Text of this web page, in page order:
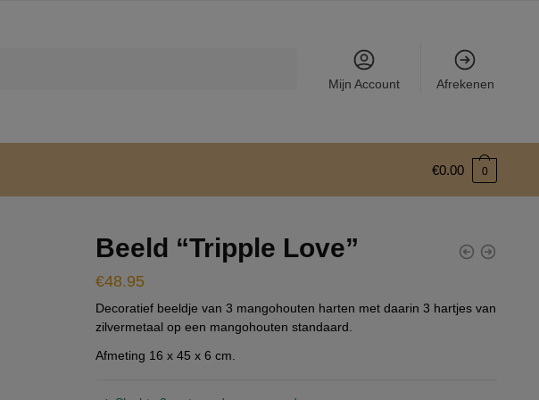
Mijn Account Afrekenen
€0.00 0
Beeld “Tripple Love”
€48.95
Decoratief beeldje van 3 mangohouten harten met daarin 3 hartjes van
zilvermetaal op een mangohouten standaard.
Afmeting 16 x 45 x 6 cm.